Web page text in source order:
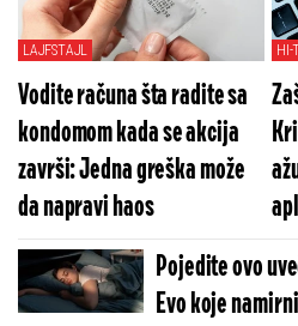
LAJFSTAJL
Vodite računa šta radite sa
kondomom kada se akcija
završi: Jedna greška može
da napravi haos
HI-
Pojedite ovo
Evo koje